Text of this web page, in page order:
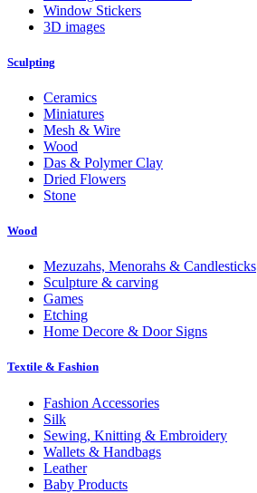
Window Stickers
3D images
Sculpting
Ceramics
Miniatures
Mesh & Wire
Wood
Das & Polymer Clay
Dried Flowers
Stone
Wood
Mezuzahs, Menorahs & Candlesticks
Sculpture & carving
Games
Etching
Home Decore & Door Signs
Textile & Fashion
Fashion Accessories
Silk
Sewing, Knitting & Embroidery
Wallets & Handbags
Leather
Baby Products